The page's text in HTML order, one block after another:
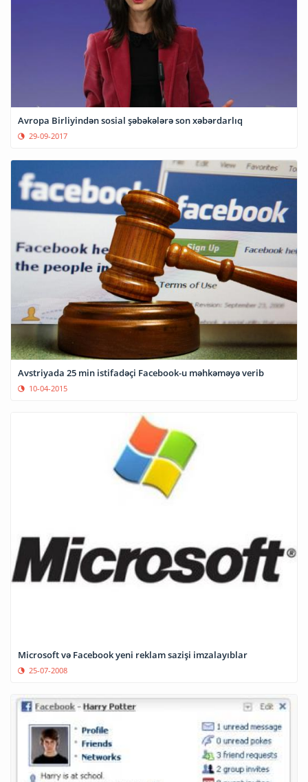
Avropa Birliyindən sosial şəbəkələrə son xəbərdarlıq
29-09-2017
Avstriyada 25 min istifadəçi Facebook-u məhkəməyə verib
10-04-2015
Microsoft və Facebook yeni reklam sazişi imzalayıblar
25-07-2008